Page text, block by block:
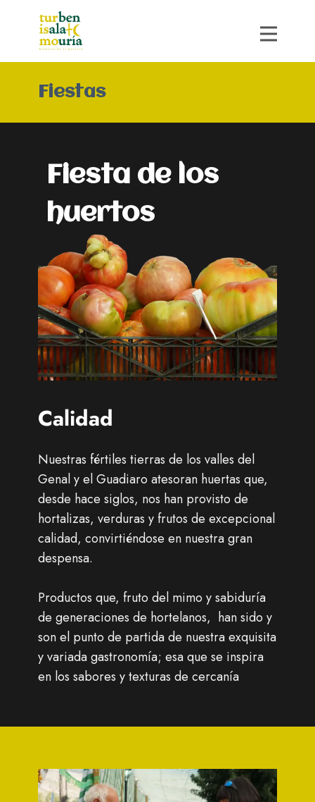
Fiestas
Fiesta de los
huertos
Calidad
Nuestras fértiles tierras de los valles del
Genal y el Guadiaro atesoran huertas que,
desde hace siglos, nos han provisto de
hortalizas, verduras y frutos de excepcional
calidad, convirtiéndose en nuestra gran
despensa.
Productos que, fruto del mimo y sabiduría
de generaciones de hortelanos, han sido y
son el punto de partida de nuestra exquisita
y variada gastronomía; esa que se inspira
en los sabores y texturas de cercanía